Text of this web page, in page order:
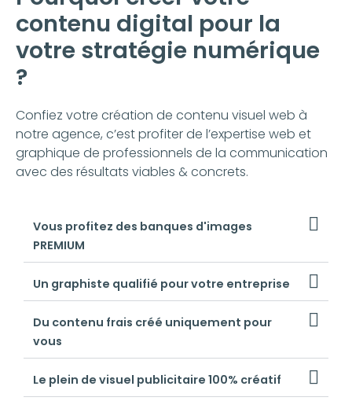
contenu digital pour la
votre stratégie numérique
?
Confiez votre création de contenu visuel web à
notre agence, c’est profiter de l’expertise web et
graphique de professionnels de la communication
avec des résultats viables & concrets.
Vous profitez des banques d'images
PREMIUM
Un graphiste qualifié pour votre entreprise
Du contenu frais créé uniquement pour
vous
Le plein de visuel publicitaire 100% créatif